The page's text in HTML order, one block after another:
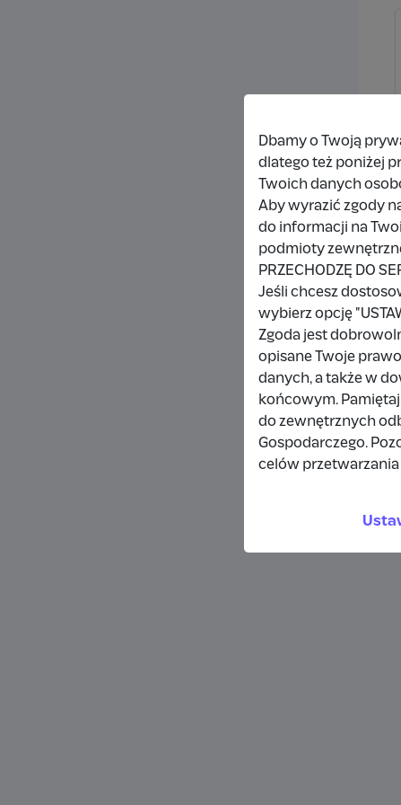
Dbamy o Twoją
dlatego też poniżej
Twoich danych
Aby wyrazić zgody
do informacji na
podmioty
PRZECHODZĘ DO
Jeśli chcesz
wybierz opcję
Zgoda jest
opisane Twoje
danych, a także w
końcowym.
do zewnętrznych
Gospodarczego.
celów